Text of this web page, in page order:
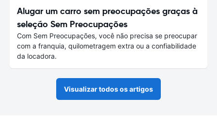
Alugar um carro sem preocupações graças à
seleção Sem Preocupações
Com Sem Preocupações, você não precisa se preocupar
com a franquia, quilometragem extra ou a confiabilidade
da locadora.
Visualizar todos os artigos